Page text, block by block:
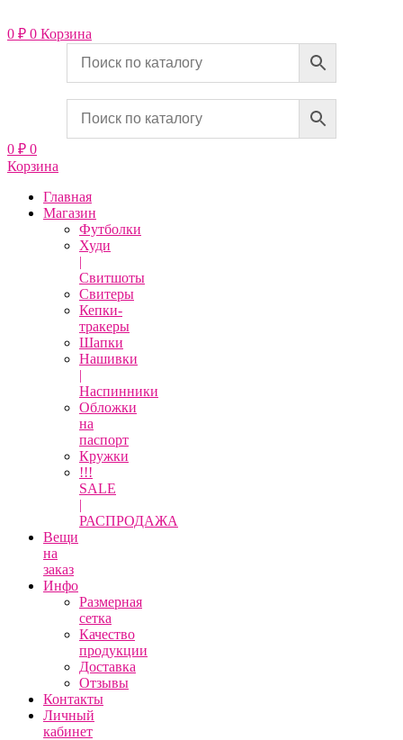
к
содержимому
0 ₽ 0 Корзина
0 ₽ 0
Корзина
Главная
Магазин
Футболки
Худи
|
Свитшоты
Свитеры
Кепки-
тракеры
Шапки
Нашивки
|
Наспинники
Обложки
на
паспорт
Кружки
!!!
SALE
|
РАСПРОДАЖА
Вещи
на
заказ
Инфо
Размерная
сетка
Качество
продукции
Доставка
Отзывы
Контакты
Личный
кабинет